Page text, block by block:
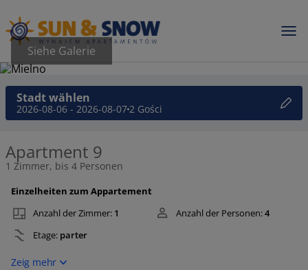
Siehe Galerie
Stadt wählen
2026-08-06 - 2026-08-072 Gości
Apartment 9
1 Zimmer, bis 4 Personen
Einzelheiten zum Appartement
Anzahl der Zimmer: 1 Anzahl der Personen:4
Etage: parter
Zeig mehr